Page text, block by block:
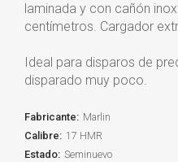
laminada y con cañón
centímetros. Cargador
Ideal para disparos de
disparado muy poco.
Fabricante: Marlin
Calibre: 17 HMR
Estado: Seminuevo